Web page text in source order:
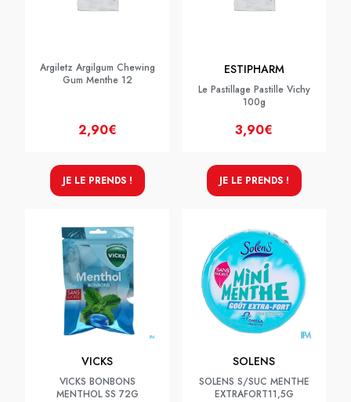
Argiletz Argilgum Chewing
Gum Menthe 12
2,90€
JE LE PRENDS !
ESTIPHARM
Le Pastillage Pastille Vichy
100g
3,90€
JE LE PRENDS !
VICKS
VICKS BONBONS
MENTHOL SS 72G
SOLENS
SOLENS S/SUC MENTHE
EXTRAFORT11,5G